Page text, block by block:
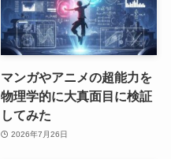
マンガやアニメの超能力を
物理学的に大真面目に検証
してみた
2026年7月26日